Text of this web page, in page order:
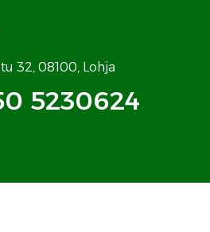
32, 08100, Lohja
5230624